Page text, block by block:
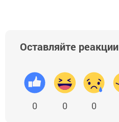
Оставляйте реакции
0 0 0